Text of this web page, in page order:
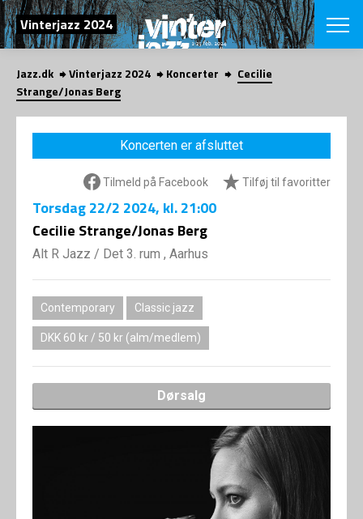
SØG
Vinterjazz 2024
English
VÆLG
VINTERJAZZ
Temaer
LOCATIONS
Om fonden
Jazz.dk Vinterjazz 2024 Koncerter
Cecilie
Strange/Jonas Berg
Koncerten er afsluttet
Tilmeld på Facebook Tilføj til favoritter
Torsdag22/2 2024, kl. 21:00
Cecilie Strange/Jonas Berg
Alt R Jazz / Det 3. rum , Aarhus
Contemporary Classic jazz
DKK 60 kr / 50 kr (alm/medlem)
Dørsalg